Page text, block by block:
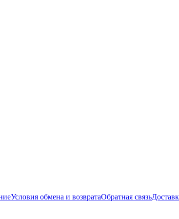
Условия обмена и возвратаОбратная связь